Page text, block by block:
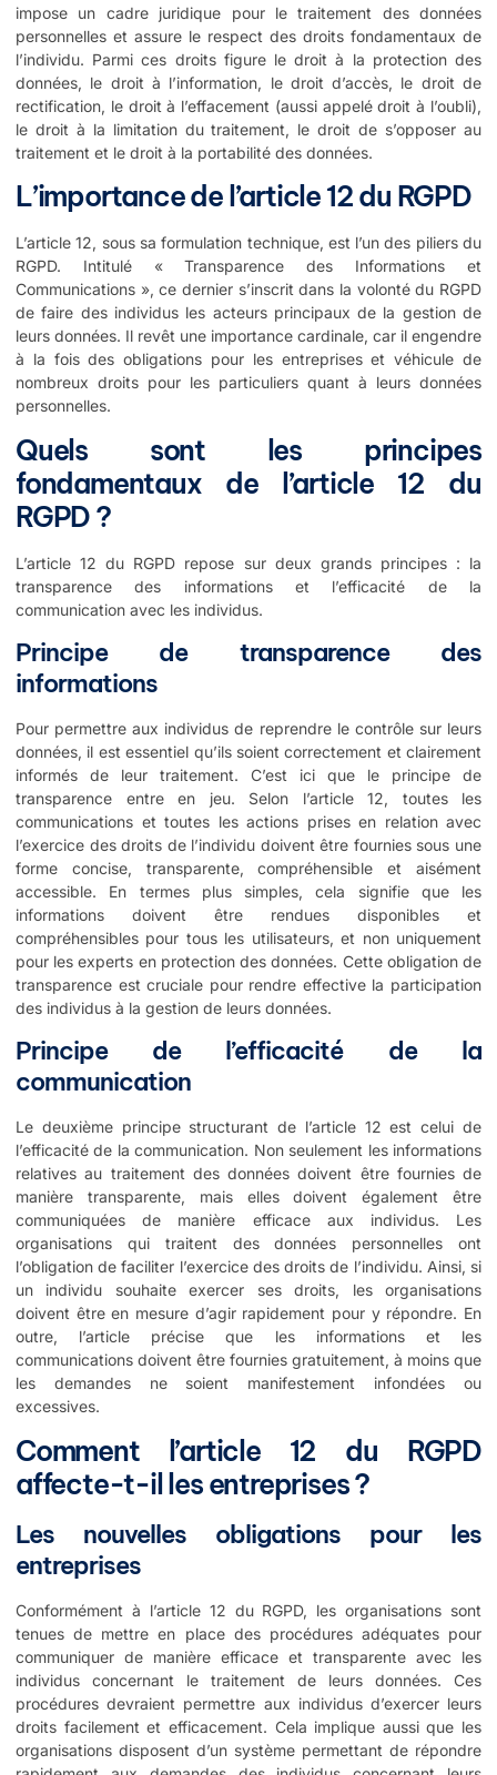
impose un cadre juridique pour le traitement des données
personnelles et assure le respect des droits fondamentaux de
l’individu. Parmi ces droits figure le droit à la protection des
données, le droit à l’information, le droit d’accès, le droit de
rectification, le droit à l’effacement (aussi appelé droit à l’oubli),
le droit à la limitation du traitement, le droit de s’opposer au
traitement et le droit à la portabilité des données.
L’importance de l’article 12 du RGPD
L’article 12, sous sa formulation technique, est l’un des piliers du
RGPD. Intitulé « Transparence des Informations et
Communications », ce dernier s’inscrit dans la volonté du RGPD
de faire des individus les acteurs principaux de la gestion de
leurs données. Il revêt une importance cardinale, car il engendre
à la fois des obligations pour les entreprises et véhicule de
nombreux droits pour les particuliers quant à leurs données
personnelles.
Quels sont les principes
fondamentaux de l’article 12 du
RGPD ?
L’article 12 du RGPD repose sur deux grands principes : la
transparence des informations et l’efficacité de la
communication avec les individus.
Principe de transparence des
informations
Pour permettre aux individus de reprendre le contrôle sur leurs
données, il est essentiel qu’ils soient correctement et clairement
informés de leur traitement. C’est ici que le principe de
transparence entre en jeu. Selon l’article 12, toutes les
communications et toutes les actions prises en relation avec
l’exercice des droits de l’individu doivent être fournies sous une
forme concise, transparente, compréhensible et aisément
accessible. En termes plus simples, cela signifie que les
informations doivent être rendues disponibles et
compréhensibles pour tous les utilisateurs, et non uniquement
pour les experts en protection des données. Cette obligation de
transparence est cruciale pour rendre effective la participation
des individus à la gestion de leurs données.
Principe de l’efficacité de la
communication
Le deuxième principe structurant de l’article 12 est celui de
l’efficacité de la communication. Non seulement les informations
relatives au traitement des données doivent être fournies de
manière transparente, mais elles doivent également être
communiquées de manière efficace aux individus. Les
organisations qui traitent des données personnelles ont
l’obligation de faciliter l’exercice des droits de l’individu. Ainsi, si
un individu souhaite exercer ses droits, les organisations
doivent être en mesure d’agir rapidement pour y répondre. En
outre, l’article précise que les informations et les
communications doivent être fournies gratuitement, à moins que
les demandes ne soient manifestement infondées ou
excessives.
Comment l’article 12 du RGPD
affecte-t-il les entreprises ?
Les nouvelles obligations pour les
entreprises
Conformément à l’article 12 du RGPD, les organisations sont
tenues de mettre en place des procédures adéquates pour
communiquer de manière efficace et transparente avec les
individus concernant le traitement de leurs données. Ces
procédures devraient permettre aux individus d’exercer leurs
droits facilement et efficacement. Cela implique aussi que les
organisations disposent d’un système permettant de répondre